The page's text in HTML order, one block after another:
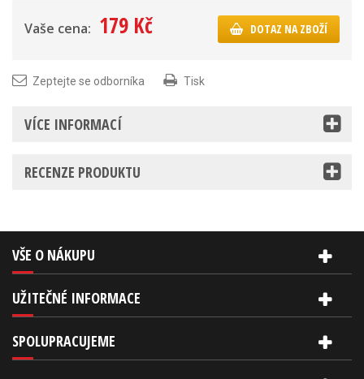
Vaše cena: 179 Kč DOTAZ NA ZBOŽÍ
Zeptejte se odborníka Tisk
VÍCE INFORMACÍ
RECENZE PRODUKTU
VŠE O NÁKUPU
UŽITEČNÉ INFORMACE
SPOLUPRACUJEME